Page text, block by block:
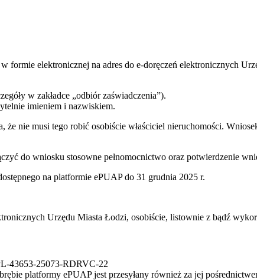
formie elektronicznej na adres do e-doręczeń elektronicznych
w zakładce „odbiór zaświadczenia”).
imieniem i nazwiskiem.
że nie musi tego robić osobiście właściciel nieruchomości.
do wniosku stosowne pełnomocnictwo oraz potwierdzenie
na platformie ePUAP do 31 grudnia 2025 r.
Urzędu Miasta Łodzi, osobiście, listownie z bądź
43653-25073-RDRVC-22
platformy ePUAP jest przesyłany również za jej